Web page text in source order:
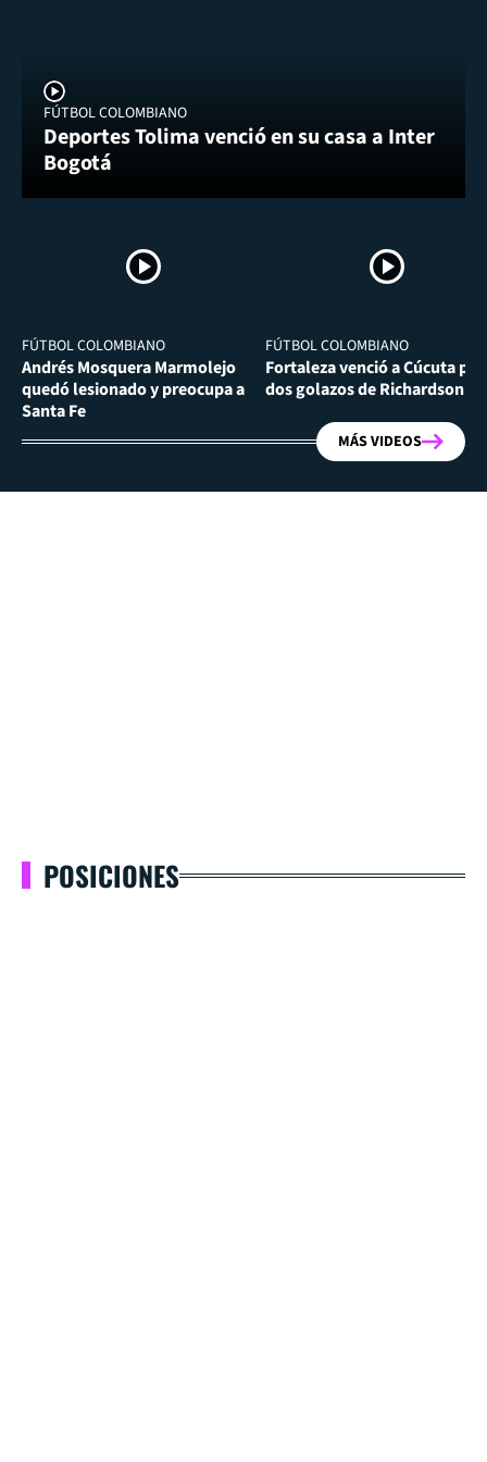
FÚTBOL COLOMBIANO
Deportes Tolima venció en su casa a Inter
Bogotá
FÚTBOL COLOMBIANO
Andrés Mosquera Marmolejo
quedó lesionado y preocupa a
Santa Fe
FÚTBOL COLOMBIANO
Fortaleza venció a Cúcuta por
dos golazos de Richardson
MÁS VIDEOS
POSICIONES